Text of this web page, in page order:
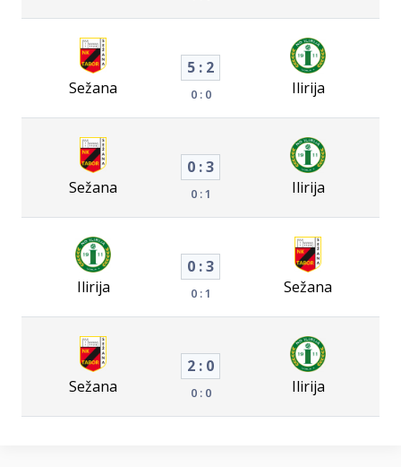
Sežana
5 : 2
0 : 0 Ilirija
Sežana
0 : 3
0 : 1 Ilirija
Ilirija
0 : 3
0 : 1 Sežana
Sežana
2 : 0
0 : 0 Ilirija